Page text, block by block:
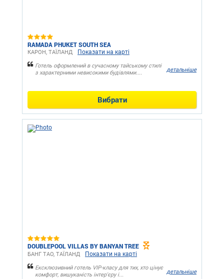
RAMADA PHUKET SOUTH SEA
КАРОН, ТАЇЛАНД Показати на карті
Готель оформлений в сучасному тайському стилі
з характерними невисокими будівлями....
детальніше
Вибрати
DOUBLEPOOL VILLAS BY BANYAN TREE
БАНГ ТАО, ТАЇЛАНД Показати на карті
Ексклюзивний готель VIP-класу для тих, хто цінує
комфорт, вишуканість інтер'єру і...
детальніше